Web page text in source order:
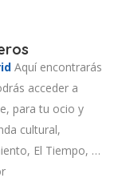
Aquí encontrarás
acceder a
para tu ocio y
cultural,
El Tiempo, …